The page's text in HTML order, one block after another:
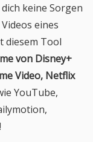
keine Sorgen
eines
diesem Tool
von Disney+
Video, Netflix
YouTube,